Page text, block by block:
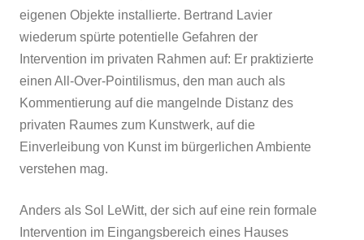
eigenen Objekte installierte. Bertrand Lavier
wiederum spürte potentielle Gefahren der
Intervention im privaten Rahmen auf: Er praktizierte
einen All-Over-Pointilismus, den man auch als
Kommentierung auf die mangelnde Distanz des
privaten Raumes zum Kunstwerk, auf die
Einverleibung von Kunst im bürgerlichen Ambiente
verstehen mag.
Anders als Sol LeWitt, der sich auf eine rein formale
Intervention im Eingangsbereich eines Hauses